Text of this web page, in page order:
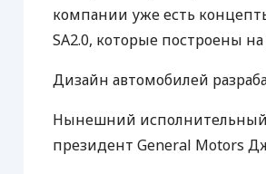
компании уже есть
SA2.0, которые построены
Дизайн автомобилей
Нынешний
президент General Motors